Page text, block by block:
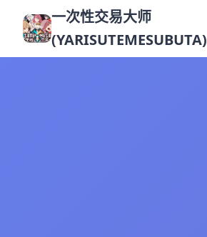
一次性交易大师
(YARISUTEMESUBUTA)